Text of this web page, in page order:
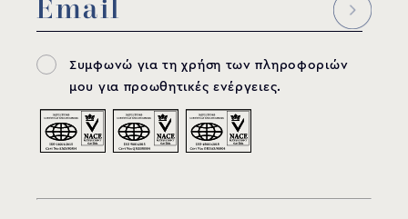
Συμφωνώ για τη χρήση των πληροφοριών
μου για προωθητικές ενέργειες.